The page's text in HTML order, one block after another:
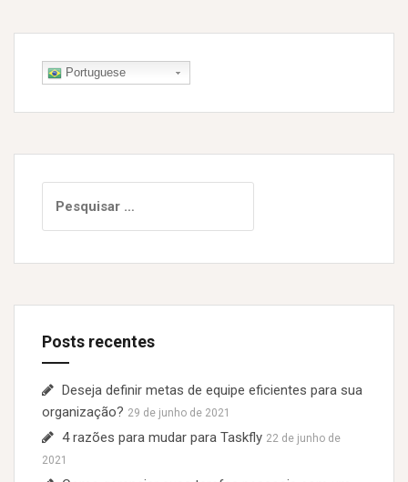
Portuguese
s
a
r
p
o
r
:
Posts recentes
Deseja definir metas de equipe eficientes para sua
organização? 29 de junho de 2021
4 razões para mudar para Taskfly 22 de junho de
2021